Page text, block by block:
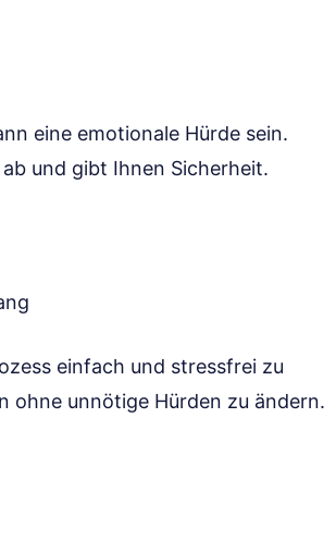
eine emotionale Hürde sein.
und gibt Ihnen Sicherheit.
einfach und stressfrei zu
ohne unnötige Hürden zu ändern.